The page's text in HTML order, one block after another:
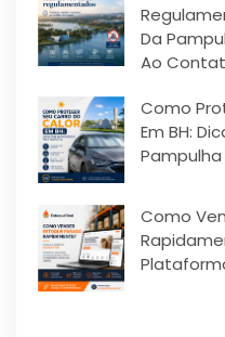
Da
Ao
Como
Em BH:
Pampulha
Como